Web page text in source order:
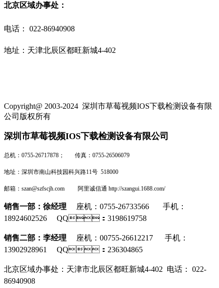
北京区域办事处：
电话： 022-86940908
地址：天津北辰区都旺新城4-402
Copyright@ 2003-2024 深圳市草莓视频IOS下载检测设备有限
公司 版权所有
深圳市草莓视频IOS下载检测设备有限公司
总机：0755-26717878； 传真：0755-26506079
地址：深圳市南山科技园科兴路11号 518000
邮箱：szan@szfscjh.com 阿里诚信通 http://szangui.1688.com/
销售一部：徐经理
座机：0755-26733566 手机：
18924602526 QQ：3198619758
销售二部：李经理 座机 ：00755-26612217 手机：
13902928961 QQ：236304865
北京区域办事处： 天津市北辰区都旺新城4-402 电话：
022-
86940908